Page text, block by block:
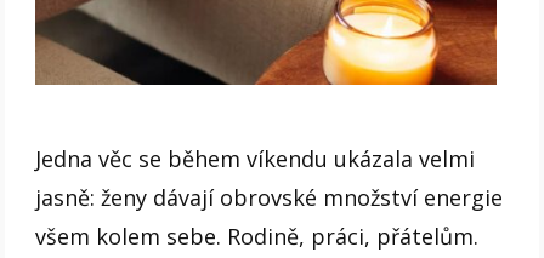
Jedna věc se během víkendu ukázala velmi
jasně: ženy dávají obrovské množství energie
všem kolem sebe. Rodině, práci, přátelům.